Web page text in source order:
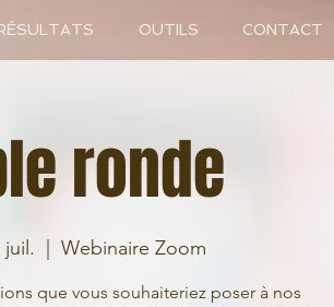
OUTILS CONTACT
ronde
juil. Webinaire Zoom
que vous souhaiteriez poser à nos